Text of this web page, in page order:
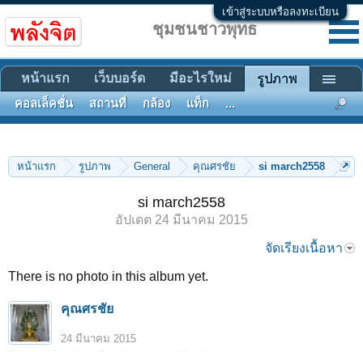
เข้าสู่ระบบหรือลงทะเบียน
หน้าแรก รูปภาพ General คุณศรชัย si march2558
si march2558
อัปเดต 24 มีนาคม 2015
จัดเรียงเนื้อหา
There is no photo in this album yet.
คุณศรชัย
24 มีนาคม 2015
ชุมชนชาวพุทธ
หน้าแรก เว็บบอร์ด มีอะไรใหม่ รูปภาพ
คอลเล็คชั่น สถานที่ กล้อง แท็ก ...